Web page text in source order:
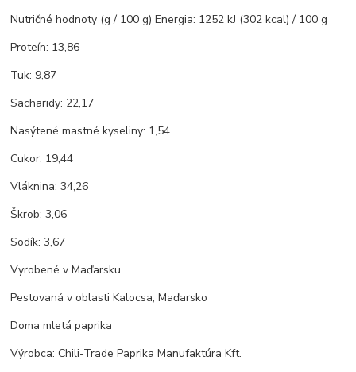
Nutričné hodnoty (g / 100 g) Energia: 1252 kJ (302 kcal) / 100 g
Proteín: 13,86
Tuk: 9,87
Sacharidy: 22,17
Nasýtené mastné kyseliny: 1,54
Cukor: 19,44
Vláknina: 34,26
Škrob: 3,06
Sodík: 3,67
Vyrobené v Maďarsku
Pestovaná v oblasti Kalocsa, Maďarsko
Doma mletá paprika
Výrobca: Chili-Trade Paprika Manufaktúra Kft.